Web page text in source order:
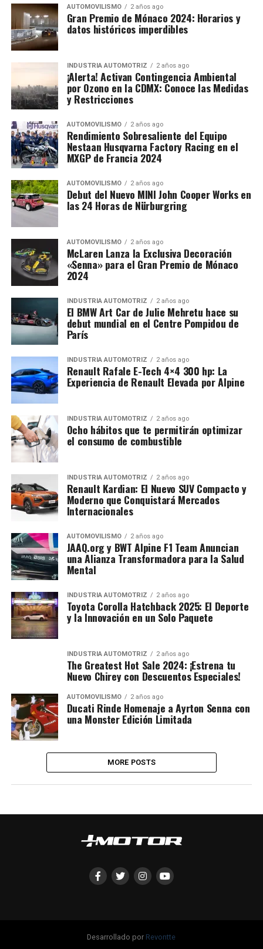
AUTOMOVILISMO 2 años ago
Gran Premio de Mónaco 2024: Horarios y
datos históricos imperdibles
INDUSTRIA AUTOMOTRIZ 2 años ago
¡Alerta! Activan Contingencia Ambiental
por Ozono en la CDMX: Conoce las Medidas
y Restricciones
AUTOMOVILISMO 2 años ago
Rendimiento Sobresaliente del Equipo
Nestaan Husqvarna Factory Racing en el
MXGP de Francia 2024
AUTOMOVILISMO 2 años ago
Debut del Nuevo MINI John Cooper Works en
las 24 Horas de Nürburgring
AUTOMOVILISMO 2 años ago
McLaren Lanza la Exclusiva Decoración
«Senna» para el Gran Premio de Mónaco
2024
INDUSTRIA AUTOMOTRIZ 2 años ago
El BMW Art Car de Julie Mehretu hace su
debut mundial en el Centre Pompidou de
París
INDUSTRIA AUTOMOTRIZ 2 años ago
Renault Rafale E-Tech 4×4 300 hp: La
Experiencia de Renault Elevada por Alpine
INDUSTRIA AUTOMOTRIZ 2 años ago
Ocho hábitos que te permitirán optimizar
el consumo de combustible
INDUSTRIA AUTOMOTRIZ 2 años ago
Renault Kardian: El Nuevo SUV Compacto y
Moderno que Conquistará Mercados
Internacionales
AUTOMOVILISMO 2 años ago
JAAQ.org y BWT Alpine F1 Team Anuncian
una Alianza Transformadora para la Salud
Mental
INDUSTRIA AUTOMOTRIZ 2 años ago
Toyota Corolla Hatchback 2025: El Deporte
y la Innovación en un Solo Paquete
INDUSTRIA AUTOMOTRIZ 2 años ago
The Greatest Hot Sale 2024: ¡Estrena tu
Nuevo Chirey con Descuentos Especiales!
AUTOMOVILISMO 2 años ago
Ducati Rinde Homenaje a Ayrton Senna con
una Monster Edición Limitada
MORE POSTS
Desarrollado por Revontte